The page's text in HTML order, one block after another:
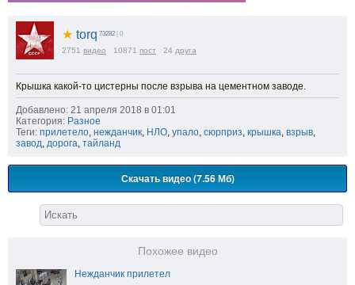
★ torq 73282 | 0
2751 видео 10871 пост 24 друга
Крышка какой-то цистерны после взрыва на цементном заводе.
Добавлено: 21 апреля 2018 в 01:01
Категория: Разное
Теги: прилетело, нежданчик, НЛО, упало, сюрприз, крышка, взрыв,
завод, дорога, тайланд
Скачать видео (7.56 Мб)
Похожее видео
Нежданчик прилетел